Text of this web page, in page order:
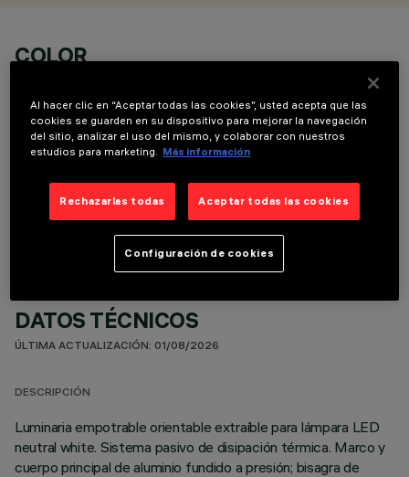
COLOR
COMPONENTES OPCIONALES
DATOS TÉCNICOS
ÚLTIMA ACTUALIZACIÓN: 01/08/2026
DESCRIPCIÓN
Luminaria empotrable orientable extraíble para lámpara LED
neutral white. Sistema pasivo de disipación térmica. Marco y
cuerpo principal de aluminio fundido a presión; bisagra de
Al hacer clic en “Aceptar todas las cookies”, usted acepta que las
cookies se guarden en su dispositivo para mejorar la navegación
del sitio, analizar el uso del mismo, y colaborar con nuestros
estudios para marketing.
Más información
Rechazarlas todas Aceptar todas las cookies
Configuración de cookies